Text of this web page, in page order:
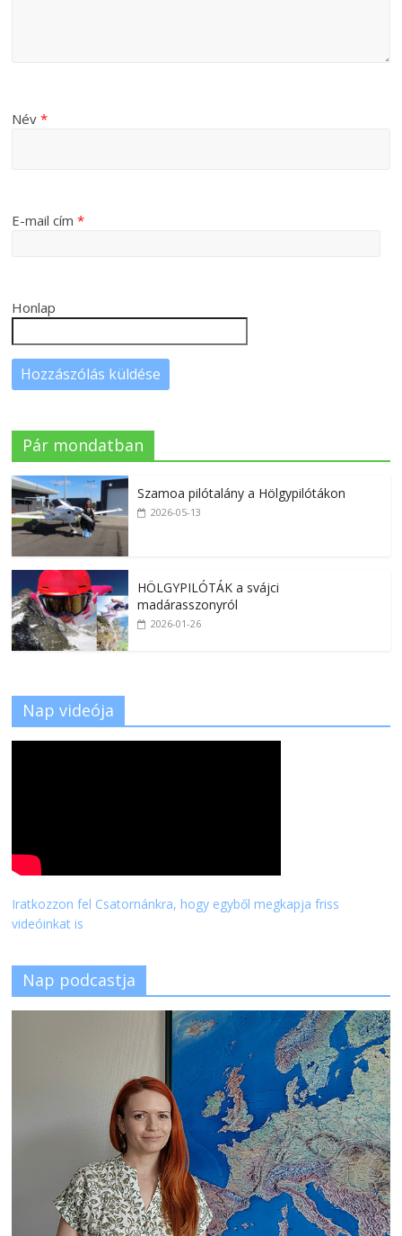
Név*
E-mail cím*
Honlap
Pár mondatban
Szamoa pilótalány a Hölgypilótákon
2026-05-13
HÖLGYPILÓTÁK a svájci
madárasszonyról
2026-01-26
Nap videója
Iratkozzon fel Csatornánkra, hogy egyből megkapja friss
videóinkat is
Nap podcastja